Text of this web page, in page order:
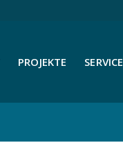
PROJEKTE SERVICE